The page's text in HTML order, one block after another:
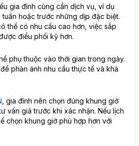
gia đình cùng cần dịch vụ, ví dụ
tuần hoặc trước những dịp đặc biệt.
thể có nhu cầu cao hơn, việc sắp
điều phối kỹ hơn.
phụ thuộc vào thời gian trong ngày.
phản ánh nhu cầu thực tế và khả
, gia đình nên chọn đúng khung giờ
vấn giá trước khi xác nhận. Nếu lịch
chọn khung giờ phù hợp hơn với